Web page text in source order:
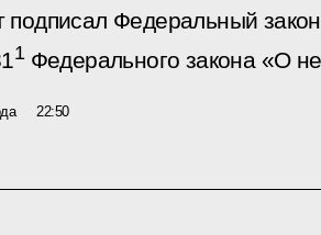
подписал Федеральный
1Федерального закона «О
22:50